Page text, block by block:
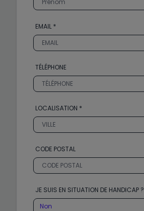
EMAIL *
TÉLÉPHONE
LOCALISATION *
CODE POSTAL
JE SUIS EN SITUATION DE HANDICAP ?